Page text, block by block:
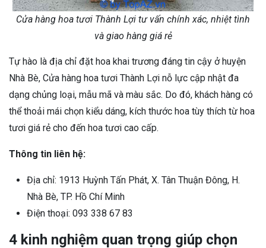
Cửa hàng hoa tươi Thành Lợi tư vấn chính xác, nhiệt tình
và giao hàng giá rẻ
Tự hào là địa chỉ đặt hoa khai trương đáng tin cậy ở huyện
Nhà Bè, Cửa hàng hoa tươi Thành Lợi nỗ lực cập nhật đa
dạng chủng loại, mẫu mã và màu sắc. Do đó, khách hàng có
thể thoải mái chọn kiểu dáng, kích thước hoa tùy thích từ hoa
tươi giá rẻ cho đến hoa tươi cao cấp.
Thông tin liên hệ:
Địa chỉ: 1913 Huỳnh Tấn Phát, X. Tân Thuận Đông, H.
Nhà Bè, TP. Hồ Chí Minh
Điện thoại: 093 338 67 83
4 kinh nghiệm quan trọng giúp chọn